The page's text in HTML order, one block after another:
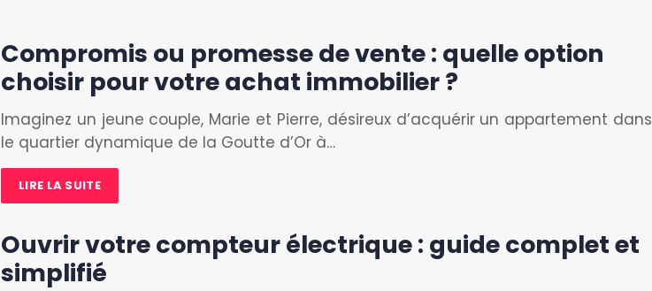
Compromis ou promesse de vente : quelle option
choisir pour votre achat immobilier ?
Imaginez un jeune couple, Marie et Pierre, désireux d’acquérir un appartement dans
le quartier dynamique de la Goutte d’Or à…
LIRE LA SUITE
Ouvrir votre compteur électrique : guide complet et
simplifié